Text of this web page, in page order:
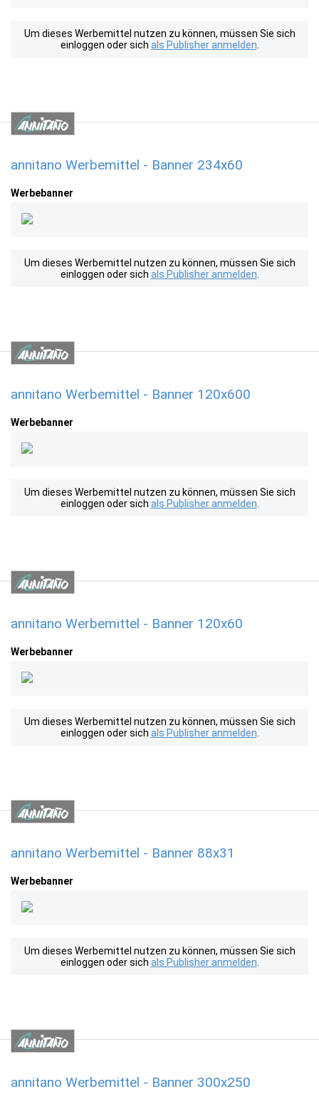
Um dieses Werbemittel nutzen zu können, müssen Sie sich
einloggen oder sich als Publisher anmelden
annitano Werbemittel - Banner 234x60
Werbebanner
Um dieses Werbemittel nutzen zu können, müssen Sie sich
einloggen oder sich als Publisher anmelden
annitano Werbemittel - Banner 120x600
Werbebanner
Um dieses Werbemittel nutzen zu können, müssen Sie sich
einloggen oder sich als Publisher anmelden
annitano Werbemittel - Banner 120x60
Werbebanner
Um dieses Werbemittel nutzen zu können, müssen Sie sich
einloggen oder sich als Publisher anmelden
annitano Werbemittel - Banner 88x31
Werbebanner
Um dieses Werbemittel nutzen zu können, müssen Sie sich
einloggen oder sich als Publisher anmelden
annitano Werbemittel - Banner 300x250